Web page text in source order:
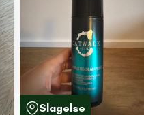
Slagelse